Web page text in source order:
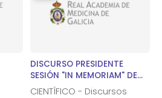
DISCURSO PRESIDENTE
SESIÓN "IN MEMORIAM" DE
LOS ACADÉMICOS DE HONOR
CIENTÍFICO - Discursos